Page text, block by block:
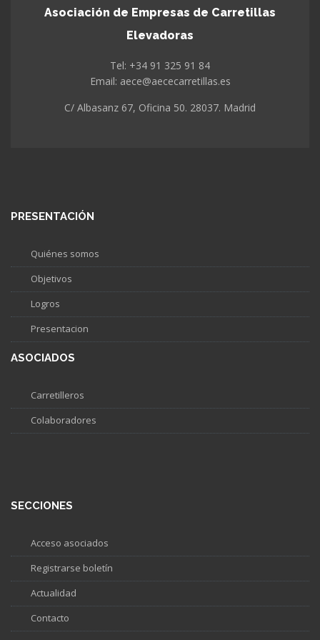
Asociación de Empresas de Carretillas
Elevadoras
Tel: +34 91 325 91 84
Email: aece@aececarretillas.es
C/ Albasanz 67, Oficina 50. 28037. Madrid
PRESENTACIÓN
Quiénes somos
Objetivos
Logros
Presentacion
ASOCIADOS
Carretilleros
Colaboradores
SECCIONES
Acceso asociados
Registrarse boletín
Actualidad
Contacto